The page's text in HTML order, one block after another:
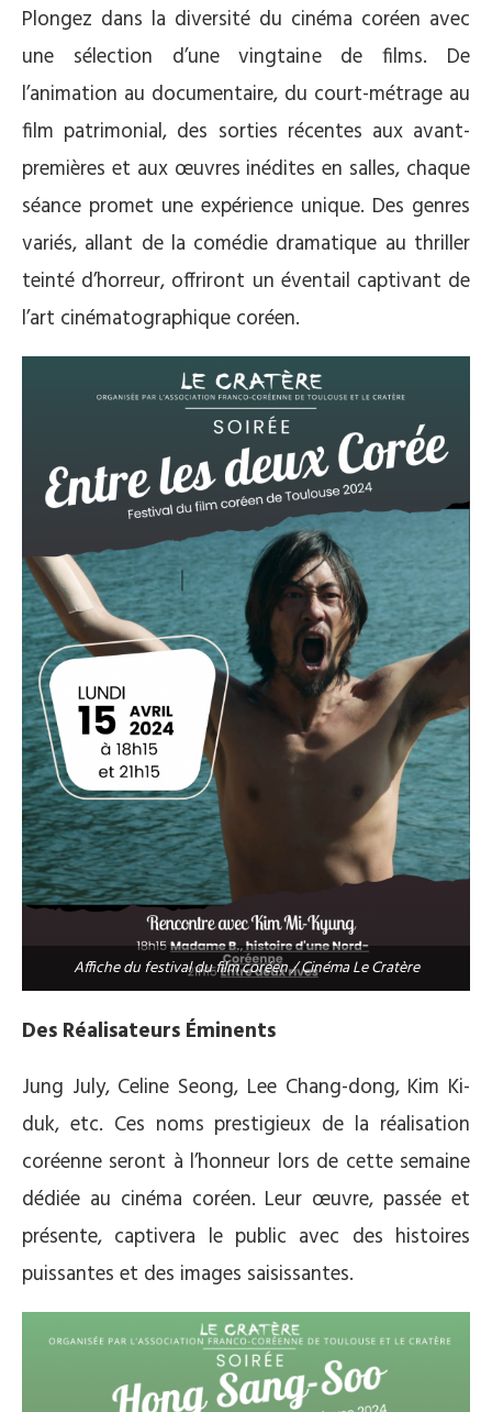
Plongez dans la diversité du cinéma coréen avec
une sélection d’une vingtaine de films. De
l’animation au documentaire, du court-métrage au
film patrimonial, des sorties récentes aux avant-
premières et aux œuvres inédites en salles, chaque
séance promet une expérience unique. Des genres
variés, allant de la comédie dramatique au thriller
teinté d’horreur, offriront un éventail captivant de
l’art cinématographique coréen.
Affiche du festival du film coréen / Cinéma Le Cratère
Des Réalisateurs Éminents
Jung July, Celine Seong, Lee Chang-dong, Kim Ki-
duk, etc. Ces noms prestigieux de la réalisation
coréenne seront à l’honneur lors de cette semaine
dédiée au cinéma coréen. Leur œuvre, passée et
présente, captivera le public avec des histoires
puissantes et des images saisissantes.